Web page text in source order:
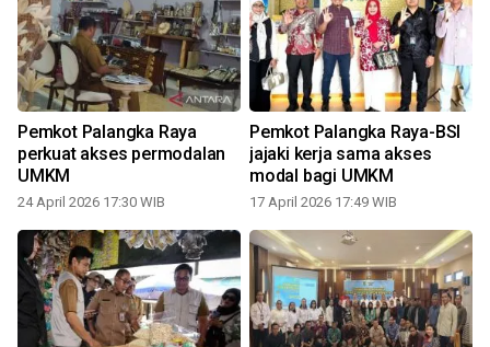
Pemkot Palangka Raya
perkuat akses permodalan
UMKM
24 April 2026 17:30 WIB
Pemkot Palangka Raya-BSI
jajaki kerja sama akses
modal bagi UMKM
17 April 2026 17:49 WIB